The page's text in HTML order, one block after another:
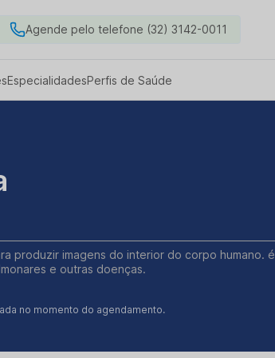
Agende pelo telefone (32) 3142-0011
EspecialidadesPerfis de Saúde
produzir imagens do interior do corpo humano. é
e outras doenças.
no momento do agendamento.